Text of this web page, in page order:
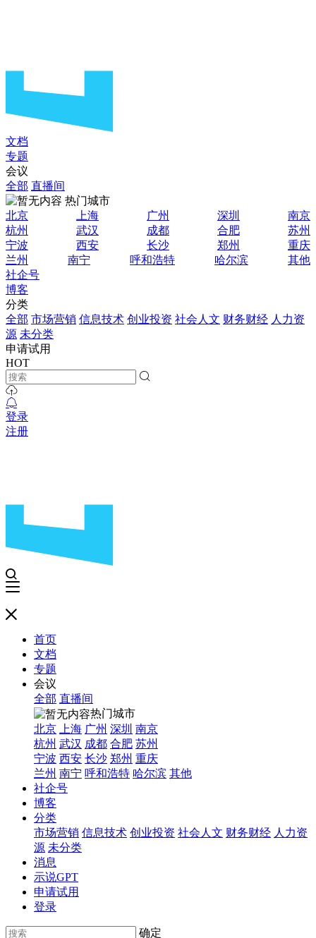
文档
专题
会议
全部 直播间
热门城市
北京
上海 广州 深圳
南京
杭州
武汉 成都 合肥
苏州
宁波
西安 长沙 郑州
重庆
兰州
南宁 呼和浩特 哈尔滨
其他
社企号
博客
分类
全部 市场营销 信息技术 创业投资 社会人文 财务财经 人力资
源 未分类
申请试用
HOT
登录
注册
首页
文档
专题
会议
全部 直播间
热门城市
北京
上海 广州 深圳 南京
杭州 武汉 成都 合肥 苏州
宁波 西安 长沙 郑州 重庆
兰州 南宁 呼和浩特 哈尔滨 其他
社企号
博客
分类
市场营销 信息技术 创业投资 社会人文 财务财经 人力资
源 未分类
消息
示说GPT
申请试用
登录
确定